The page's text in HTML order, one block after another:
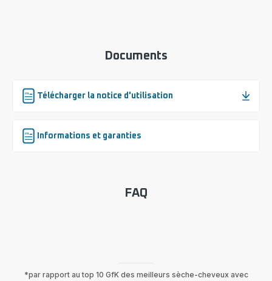
Documents
Télécharger la notice d'utilisation
Informations et garanties
FAQ
*par rapport au top 10 GfK des meilleurs sèche-cheveux avec